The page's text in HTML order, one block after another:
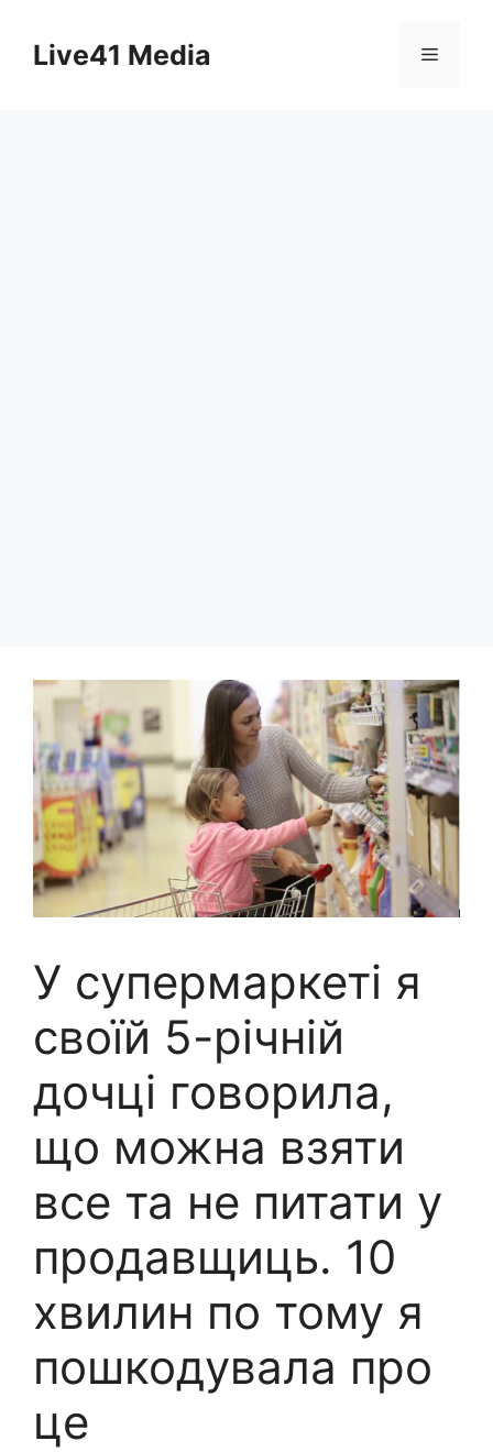
contentLive41 Media Menu
У супермаркеті я
своїй 5-річній
дочці говорила,
що можна взяти
все та не питати у
продавщиць. 10
хвилин по тому я
пошкодувала про
це